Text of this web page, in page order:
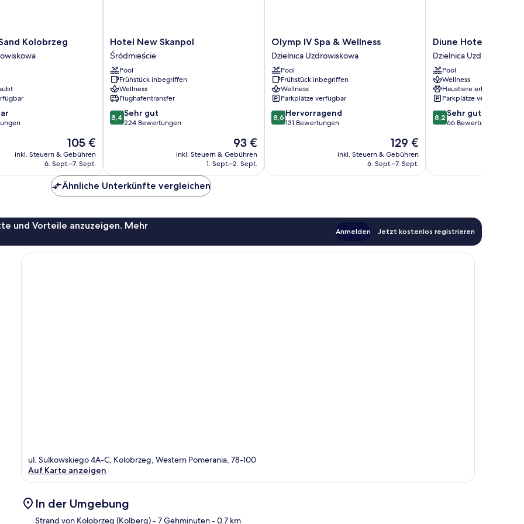
Kolobrzeg
Der
Preis
beträgt
105 €
inkl. Steuern & Gebühren
6. Sept.–7. Sept.
Hotel
New
Skanpol
Śródmieście
Hotel New Skanpol
Śródmieście
Pool
Frühstück inbegriffen
Wellness
Flughafentransfer
8.4
von
Bewertungen
8,4 Sehr gut
224 Bewertungen
Der
Preis
beträgt
93 €
inkl. Steuern & Gebühren
1. Sept.–2. Sept.
Olymp
IV
Spa
&
Wellness
Dzielnica
Uzdrowiskowa
Olymp IV Spa & Wellness
Dzielnica Uzdrowiskowa
Pool
Frühstück inbegriffen
Wellness
Parkplätze verfügbar
8.6
von
8,6 Hervorragend
131 Bewertungen
Der
Preis
beträgt
129 €
inkl. Steuern & Gebühren
6. Sept.–7. Sept.
Diune
Hotel
Dzielnica
Uzdrowiskowa
Diune Hotel
Dzielnica Uzdrowiskowa
Pool
Wellness
Haustiere erlaubt
Parkplätze verfügbar
8.2
von
Bewertungen
8,2 Sehr gut
66 Bewertungen
Ähnliche Unterkünfte vergleichen
und Vorteile anzuzeigen. Mehr
Anmelden Jetzt kostenlos registrieren
ul. Sulkowskiego 4A-C, Kolobrzeg, Western Pomerania, 78-100
Auf Karte anzeigen
In der Umgebung
Strand von Kołobrzeg (Kolberg)- 7 Gehminuten- 0.7 km